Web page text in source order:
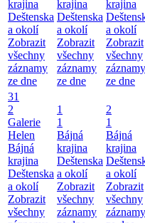
krajina
Deštenska
a okolí
Zobrazit
všechny
záznamy
ze dne
krajina
Deštenska
a okolí
Zobrazit
všechny
záznamy
ze dne
krajina
a okolí
Zobrazit
všechny
záznamy
ze dne
31
2
Galerie
Helen
Bájná
krajina
Deštenska
a okolí
Zobrazit
všechny
1
1
Bájná
krajina
Deštenska
a okolí
Zobrazit
všechny
záznamy
2
1
Bájná
krajina
a okolí
Zobrazit
všechny
záznamy